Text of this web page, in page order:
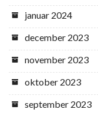
januar 2024
december 2023
november 2023
oktober 2023
september 2023